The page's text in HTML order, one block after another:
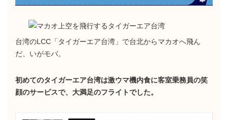
台湾のLCC「タイガーエア台湾」で台北からマカオへ飛ん
だ、いがモバ。
初めてのタイガーエア台湾は激ウマ機内食に客室乗務員の笑
顔のサービスで、大満足のフライトでした。